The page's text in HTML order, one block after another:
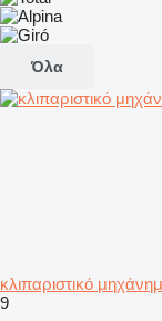
Όλα
κλιπαριστικό
9